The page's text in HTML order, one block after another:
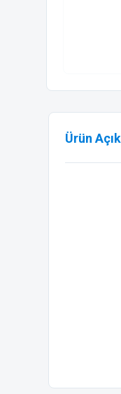
Ürün